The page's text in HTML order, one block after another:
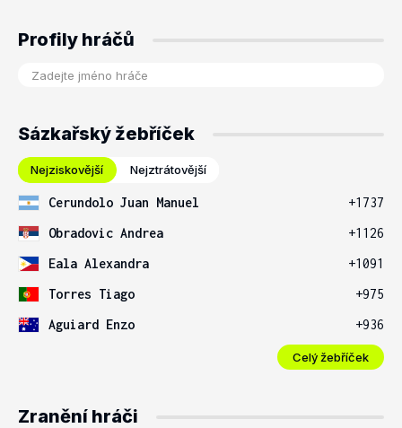
Profily hráčů
Sázkařský žebříček
Nejziskovější Nejztrátovější
Cerundolo Juan Manuel
+1737
Obradovic Andrea
+1126
Eala Alexandra
+1091
Torres Tiago
+975
Aguiard Enzo
+936
Celý žebříček
Zranění hráči